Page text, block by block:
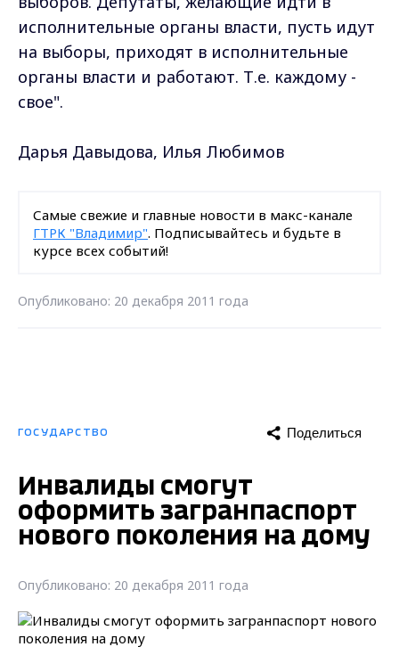
исполнительные органы власти, пусть идут
на выборы, приходят в исполнительные
органы власти и работают. Т.е. каждому -
свое".
Дарья Давыдова, Илья Любимов
Самые свежие и главные новости в макс-канале
ГТРК "Владимир". Подписывайтесь и будьте в
курсе всех событий!
Опубликовано: 20 декабря 2011 года
ГОСУДАРСТВО Поделиться
Инвалиды смогут
оформить загранпаспорт
нового поколения на дому
Опубликовано: 20 декабря 2011 года